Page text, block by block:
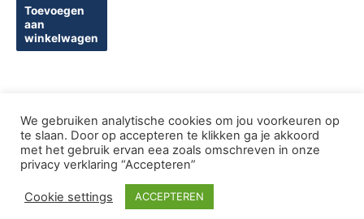
Toevoegen
aan
winkelwagen
Copyright © 2005-2026 De Griekse Wereld | Design
deWebShopFactory
We gebruiken analytische cookies om jou voorkeuren op
te slaan. Door op accepteren te klikken ga je akkoord
met het gebruik ervan eea zoals omschreven in onze
privacy verklaring “Accepteren”
Cookie settings ACCEPTEREN